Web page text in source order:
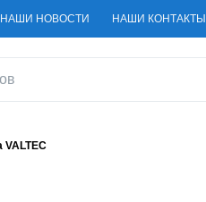
НАШИ НОВОСТИ НАШИ КОНТАКТЫ
VALTEC